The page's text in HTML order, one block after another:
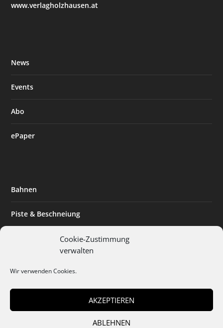
Cookie-Zustimmung
verwalten
Wir verwenden Cookies.
AKZEPTIEREN
ABLEHNEN
www.verlagholzhausen.at
News
Events
Abo
ePaper
Bahnen
Piste & Beschneiung
Expertise & Technik